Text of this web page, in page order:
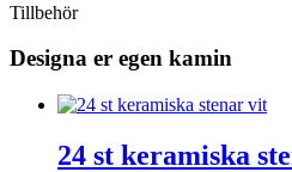
Tillbehör
Designa er egen kamin
24 st keramiska